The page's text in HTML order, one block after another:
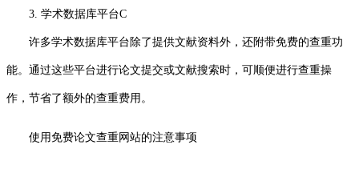
3. 学术数据库平台C
许多学术数据库平台除了提供文献资料外，还附带免费的查重功
能。通过这些平台进行论文提交或文献搜索时，可顺便进行查重操
作，节省了额外的查重费用。
使用免费论文查重网站的注意事项